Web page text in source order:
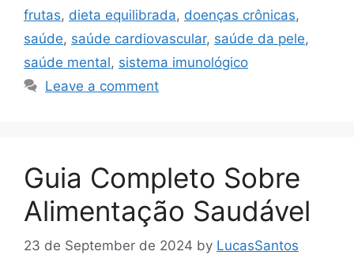
frutas, dieta equilibrada, doenças crônicas,
saúde, saúde cardiovascular, saúde da pele,
saúde mental, sistema imunológico
Leave a comment
Guia Completo Sobre
Alimentação Saudável
23 de September de 2024 by LucasSantos